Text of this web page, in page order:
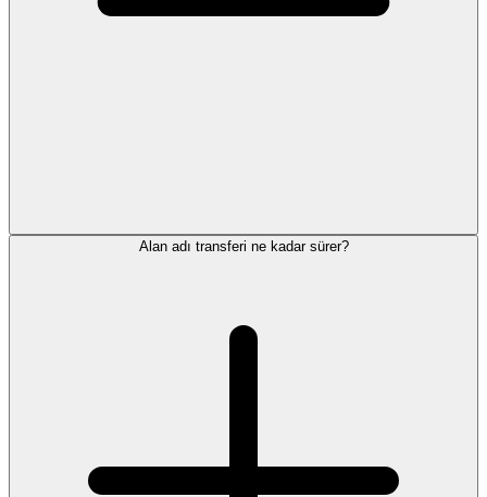
Alan adı transferi ne kadar sürer?